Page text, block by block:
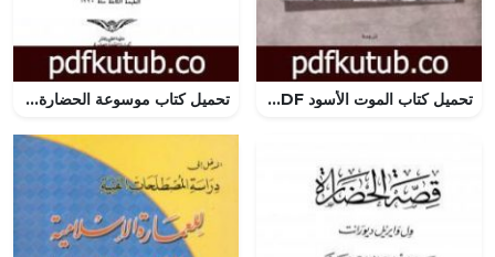
تحميل كتاب الموت الأسود PDF تأليف جوزيف بيرن مجانا [كامل] تحميل كتاب موسوعة الحضارة الإسلامية – الجزء الرابع PDF تأليف أحمد شلبي مجانا [كامل]